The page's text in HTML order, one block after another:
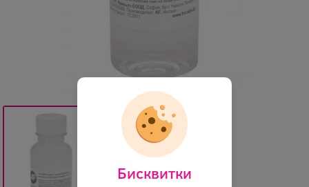
Бисквитки